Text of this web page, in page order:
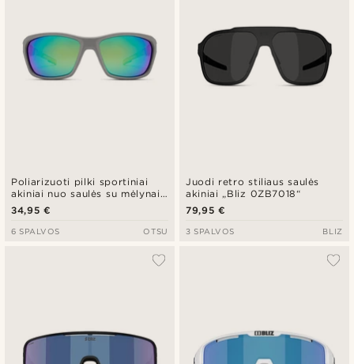
Poliarizuoti pilki sportiniai
akiniai nuo saulės su mėlynais
ir žaliais lęšiais
34,95 €
6 SPALVOS OTSU
Juodi retro stiliaus saulės
akiniai „Bliz 0ZB7018“
79,95 €
3 SPALVOS BLIZ